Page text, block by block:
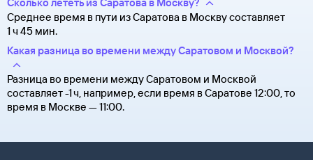
Среднее время в пути из Саратова в Москву составляет
1 ч 45 мин.
Какая разница во времени между Саратовом и Москвой?
Разница во времени между Саратовом и Москвой
составляет -1 ч, например, если время в Саратове 12:00, то
время в Москве — 11:00.